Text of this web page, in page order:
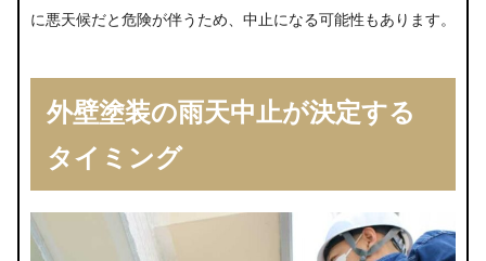
に悪天候だと危険が伴うため、中止になる可能性もあります。
外壁塗装の雨天中止が決定する
タイミング